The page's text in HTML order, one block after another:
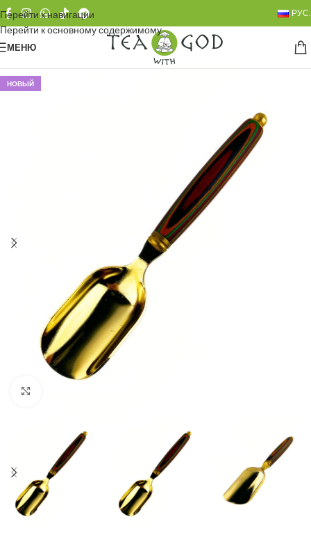
Перейти к навигации
Перейти к основному содержимому
РУС.
МЕНЮ
НОВЫЙ